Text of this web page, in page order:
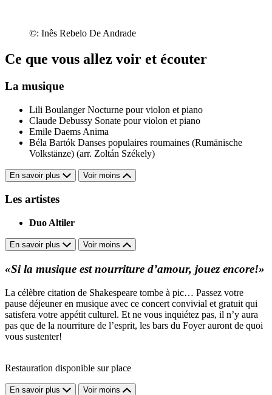
©: Inês Rebelo De Andrade
Ce que vous allez voir et écouter
La musique
Lili Boulanger Nocturne pour violon et piano
Claude Debussy Sonate pour violon et piano
Emile Daems Anima
Béla Bartók Danses populaires roumaines (Rumänische
Volkstänze) (arr. Zoltán Székely)
En savoir plus Voir moins
Les artistes
Duo Altiler
En savoir plus Voir moins
«Si la musique est nourriture d’amour, jouez encore!»
La célèbre citation de Shakespeare tombe à pic… Passez votre
pause déjeuner en musique avec ce concert convivial et gratuit qui
satisfera votre appétit culturel. Et ne vous inquiétez pas, il n’y aura
pas que de la nourriture de l’esprit, les bars du Foyer auront de quoi
vous sustenter!
Restauration disponible sur place
En savoir plus Voir moins